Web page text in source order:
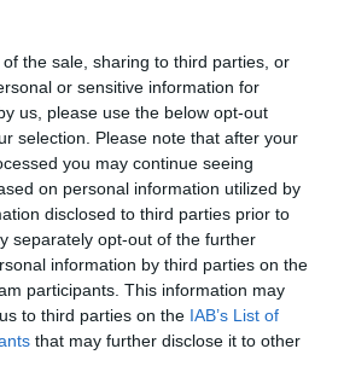
the sale, sharing to third parties, or
or sensitive information for
us, please use the below opt-out
selection. Please note that after your
you may continue seeing
on personal information utilized by
disclosed to third parties prior to
separately opt-out of the further
information by third parties on the
participants. This information may
to third parties on the IAB’s List of
that may further disclose it to other
Το ταξίδι ξεκινά από το
σε μαγικά, σχεδόν παρθένα, νερά
(Μικρό και Μεγάλο Αμμούδι),
ή στην Αλιμιά, όπου πέρα από την
υπάρχει ακόμη μία ατραξιόν.